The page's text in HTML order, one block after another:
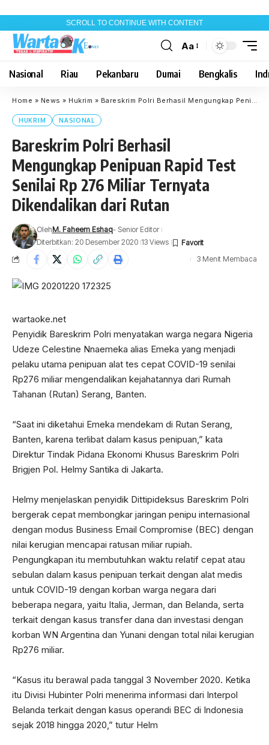
SCROLL TO CONTINUE WITH CONTENT
Font
Aa
Nasional Riau Pekanbaru Dumai Bengkalis
Home » News » Hukrim » Bareskrim Polri Berhasil Mengungkap Penipuan Rapid Test Senilai Rp 276 Miliar Ternyata Dikendalikan dari Rutan
HUKRIM NASIONAL
Bareskrim Polri Berhasil
Mengungkap Penipuan Rapid Test
Senilai Rp 276 Miliar Ternyata
Dikendalikan dari Rutan
OlehM. Faheem Eshaq- Senior Editor
Diterbitkan: 20 Desember 2020 13 Views
3 Menit Membaca
wartaoke.net
Penyidik Bareskrim Polri menyatakan warga negara Nigeria
Udeze Celestine Nnaemeka alias Emeka yang menjadi
pelaku utama penipuan alat tes cepat COVID-19 senilai
Rp276 miliar mengendalikan kejahatannya dari Rumah
Tahanan (Rutan) Serang, Banten.
“Saat ini diketahui Emeka mendekam di Rutan Serang,
Banten, karena terlibat dalam kasus penipuan,” kata
Direktur Tindak Pidana Ekonomi Khusus Bareskrim Polri
Brigjen Pol. Helmy Santika di Jakarta.
Helmy menjelaskan penyidik Dittipideksus Bareskrim Polri
bergerak cepat membongkar jaringan penipu internasional
dengan modus Business Email Compromise (BEC) dengan
nilai kerugian mencapai ratusan miliar rupiah.
Pengungkapan itu membutuhkan waktu relatif cepat atau
sebulan dalam kasus penipuan terkait dengan alat medis
untuk COVID-19 dengan korban warga negara dari
beberapa negara, yaitu Italia, Jerman, dan Belanda, serta
terkait dengan kasus transfer dana dan investasi dengan
korban WN Argentina dan Yunani dengan total nilai kerugian
Rp276 miliar.
“Kasus itu berawal pada tanggal 3 November 2020. Ketika
itu Divisi Hubinter Polri menerima informasi dari Interpol
Belanda terkait dengan kasus operandi BEC di Indonesia
sejak 2018 hingga 2020,” tutur Helm